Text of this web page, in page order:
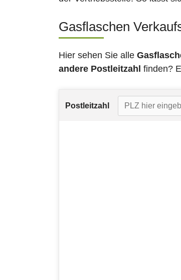
Gasflaschen
Hier sehen Sie alle
andere Postleitzahl finden?
Postleitzahl